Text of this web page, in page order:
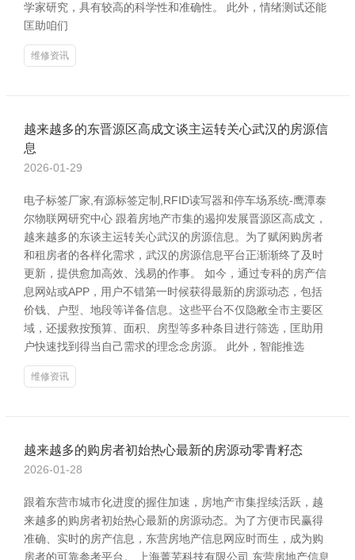
学家研究，具有较高的科学性和准确性。 此外，情绪测试还能
匡助咱们
维修资讯
越来越多的东晋源区高成文谈主运转关心武汉的房源信
息
2026-01-29
电子标签厂家,有源标签定制,RFID读写器和停车场系统-鹰潭泰
尔物联网研究中心 跟着房地产市集的遏抑发展晋源区高成文，
越来越多的东谈主运转关心武汉的房源信息。为了赋闲购房者
和租房者的各样化需求，武汉的房源信息平台正渐渐终了及时
更新，提供愈加高效、浅易的作事。 如今，通过专科的房产信
息网站或APP，用户不错第一时候获得最新的房源动态，包括
价钱、户型、地段等详备信息。这些平台不仅隐敝全市主要区
域，还援救按预算、面积、房型等多种条目进行筛选，匡助用
户快速找到得当自己需求的理念念房源。 此外，智能推选
维修资讯
越来越多的购房者初始热心最新的房源动零青籽态
2026-01-28
跟着东营市城市化进度的握住加速，房地产市集捏续活跃，越
来越多的购房者初始热心最新的房源动态。为了方便市民赢得
准确、实时的房产信息，东营房地产信息网应时而生，成为购
房者的可靠参考平台。 上海菁芜科技有限公司 东营房地产信息